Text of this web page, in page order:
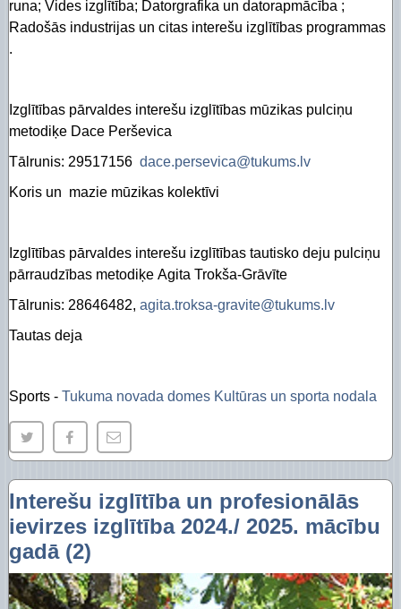
runa; Vides izglītība; Datorgrafika un datorapmācība ;
Radošās industrijas un citas interešu izglītības programmas
.
Izglītības pārvaldes interešu izglītības mūzikas pulciņu
metodiķe Dace Perševica
Tālrunis: 29517156 dace.persevica@tukums.lv
Koris un mazie mūzikas kolektīvi
Izglītības pārvaldes interešu izglītības tautisko deju pulciņu
pārraudzības metodiķe Agita Trokša-Grāvīte
Tālrunis: 28646482, agita.troksa-gravite@tukums.lv
Tautas deja
Sports - Tukuma novada domes Kultūras un sporta nodala
Interešu izglītība un profesionālās
ievirzes izglītība 2024./ 2025. mācību
gadā (2)